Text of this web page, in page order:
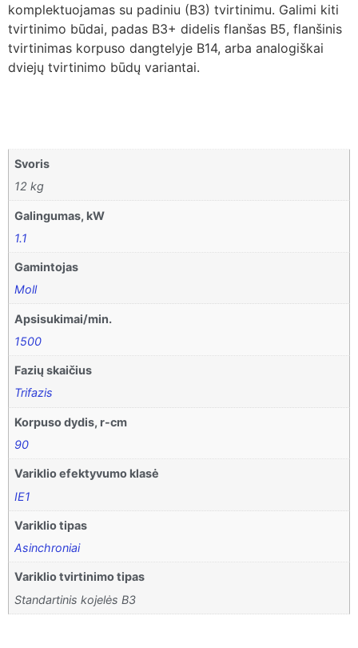
komplektuojamas su padiniu (B3) tvirtinimu. Galimi kiti
tvirtinimo būdai, padas B3+ didelis flanšas B5, flanšinis
tvirtinimas korpuso dangtelyje B14, arba analogiškai
dviejų tvirtinimo būdų variantai.
Svoris
12 kg
Galingumas, kW
1.1
Gamintojas
Moll
Apsisukimai/min.
1500
Fazių skaičius
Trifazis
Korpuso dydis, r-cm
90
Variklio efektyvumo klasė
IE1
Variklio tipas
Asinchroniai
Variklio tvirtinimo tipas
Standartinis kojelės B3